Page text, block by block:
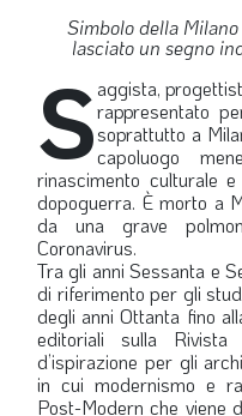
FOCUS
PROFESSIONE
TERZA PAGINA
LE FOTO DEL FIL
IN QUESTO
SCENARIO
SPAZIO APERTO
GOVERNANCE
FONDAZIONE
ASSOCIAZIONI
Simbolo della
lasciato un segno
Saggista,
rappresentato
soprattutto a
capoluogo
rinascimento culturale
dopoguerra. È morto a
da una grave
Coronavirus.
Tra gli anni Sessanta e
di riferimento per gli
degli anni Ottanta fino
editoriali sulla Rivista
d’ispirazione per gli
in cui modernismo e
Post-Modern che viene